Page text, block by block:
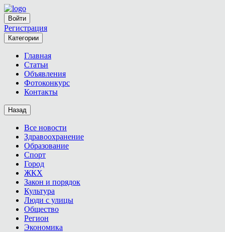
Войти
Регистрация
Категории
Главная
Статьи
Объявления
Фотоконкурс
Контакты
Назад
Все новости
Здравоохранение
Образование
Спорт
Город
ЖКХ
Закон и порядок
Культура
Люди с улицы
Общество
Регион
Экономика